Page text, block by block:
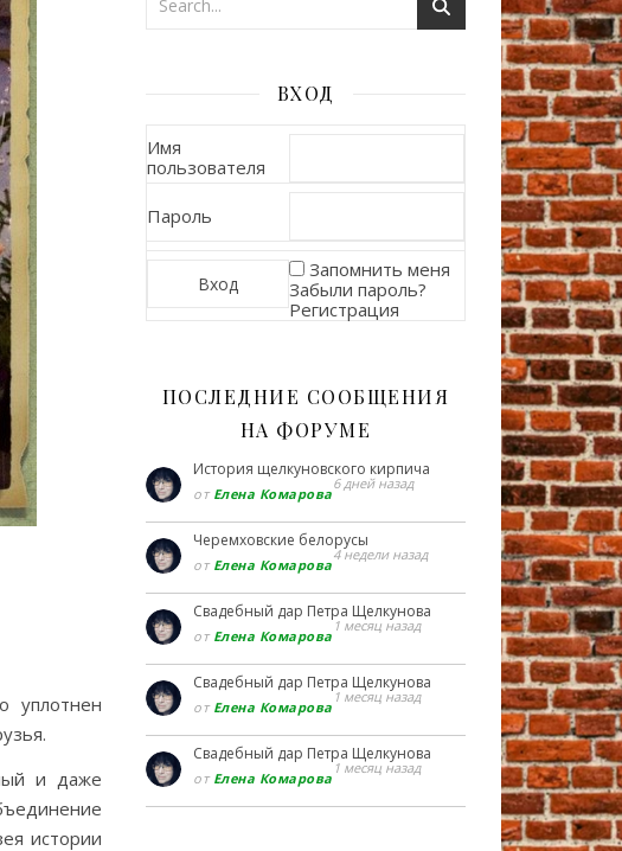
уплотнен
и даже
истории
ВХОД
Имя
пользователя
Пароль
Запомнить меня
Забыли пароль?
Регистрация
ПОСЛЕДНИЕ СООБЩЕНИЯ
НА ФОРУМЕ
История щелкуновского кирпича
от Елена Комарова
6 дней назад
Черемховские белорусы
от Елена Комарова
4 недели назад
Свадебный дар Петра Щелкунова
от Елена Комарова
1 месяц назад
Свадебный дар Петра Щелкунова
от Елена Комарова
1 месяц назад
Свадебный дар Петра Щелкунова
от Елена Комарова
1 месяц назад